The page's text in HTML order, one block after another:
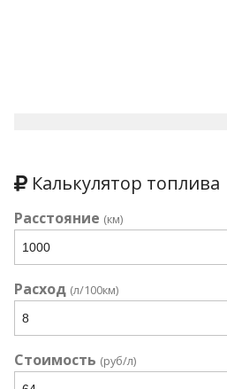
Калькулятор топлива
Расстояние (км)
Расход (л/100км)
Стоимость (руб/л)